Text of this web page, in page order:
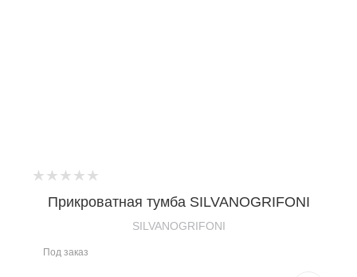
Прикроватная тумба SILVANOGRIFONI
SILVANOGRIFONI
Под заказ